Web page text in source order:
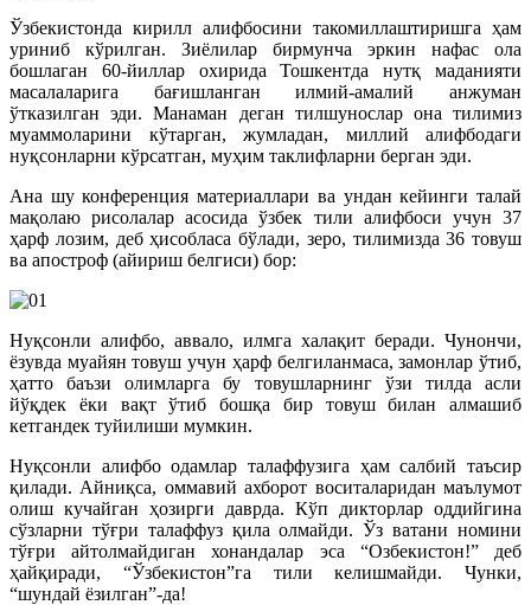
Ўзбекистонда кирилл алифбосини такомиллаштиришга ҳам
уриниб кўрилган. Зиёлилар бирмунча эркин нафас ола
бошлаган 60-йиллар охирида Тошкентда нутқ маданияти
масалаларига бағишланган илмий-амалий анжуман
ўтказилган эди. Манаман деган тилшунослар она тилимиз
муаммоларини кўтарган, жумладан, миллий алифбодаги
нуқсонларни кўрсатган, муҳим таклифларни берган эди.
Ана шу конференция материаллари ва ундан кейинги талай
мақолаю рисолалар асосида ўзбек тили алифбоси учун 37
ҳарф лозим, деб ҳисобласа бўлади, зеро, тилимизда 36 товуш
ва апостроф (айириш белгиси) бор:
Нуқсонли алифбо, аввало, илмга халақит беради. Чунончи,
ёзувда муайян товуш учун ҳарф белгиланмаса, замонлар ўтиб,
ҳатто баъзи олимларга бу товушларнинг ўзи тилда асли
йўқдек ёки вақт ўтиб бош­қа бир товуш билан алмашиб
кетгандек туйилиши мумкин.
Нуқсонли алифбо одамлар талаффузига ҳам салбий таъсир
қилади. Айниқса, оммавий ахборот воситаларидан маълумот
олиш кучайган ҳозирги даврда. Кўп дикторлар оддийгина
сўзларни тўғри талаффуз қила олмайди. Ўз ватани номини
тўғри айтолмайдиган хонандалар эса “Озбекистон!” деб
ҳайқиради, “Ўзбекис­тон”га тили келишмайди. Чунки,
“шундай ёзилган”-да!